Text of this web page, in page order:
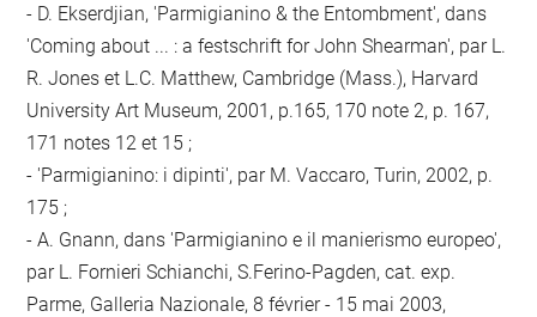
- D. Ekserdjian, 'Parmigianino & the Entombment', dans
'Coming about ... : a festschrift for John Shearman', par L.
R. Jones et L.C. Matthew, Cambridge (Mass.), Harvard
University Art Museum, 2001, p.165, 170 note 2, p. 167,
171 notes 12 et 15 ;
- 'Parmigianino: i dipinti', par M. Vaccaro, Turin, 2002, p.
175 ;
- A. Gnann, dans 'Parmigianino e il manierismo europeo',
par L. Fornieri Schianchi, S.Ferino-Pagden, cat. exp.
Parme, Galleria Nazionale, 8 février - 15 mai 2003,